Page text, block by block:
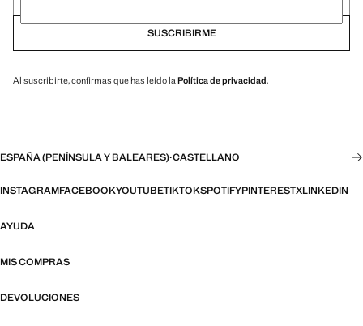
SUSCRIBIRME
Al suscribirte, confirmas que has leído la Política de privacidad.
ESPAÑA (PENÍNSULA Y BALEARES)·CASTELLANO
INSTAGRAMFACEBOOKYOUTUBETIKTOKSPOTIFYPINTERESTXLINKEDIN
AYUDA
MIS COMPRAS
DEVOLUCIONES